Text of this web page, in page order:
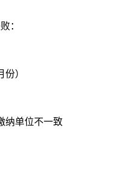
：
）
纳单位不一致